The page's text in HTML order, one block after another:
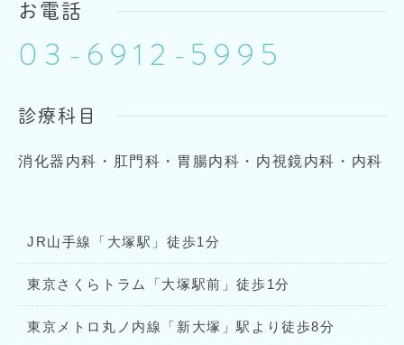
お電話
03-6912-5995
診療科目
消化器内科・肛門科・胃腸内科・内視鏡内科・内科
JR山手線「大塚駅」徒歩1分
東京さくらトラム「大塚駅前」徒歩1分
東京メトロ丸ノ内線「新大塚」駅より徒歩8分